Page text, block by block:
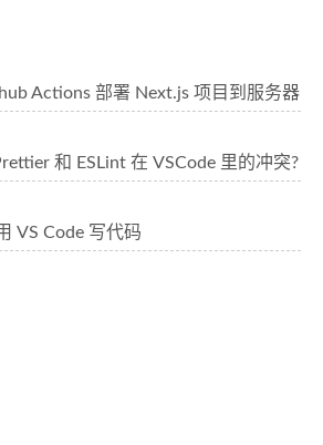
Actions 部署 Next.js 项目到服务器
和 ESLint 在 VSCode 里的冲突?
VS Code 写代码